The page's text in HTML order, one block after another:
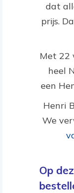
dat
prijs.
Met 22
heel
een
Henri
We
Op